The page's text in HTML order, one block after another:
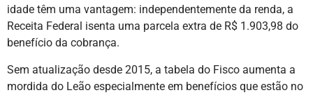
idade têm uma vantagem: independentemente da renda, a
Receita Federal isenta uma parcela extra de R$ 1.903,98 do
benefício da cobrança.
Sem atualização desde 2015, a tabela do Fisco aumenta a
mordida do Leão especialmente em benefícios que estão no